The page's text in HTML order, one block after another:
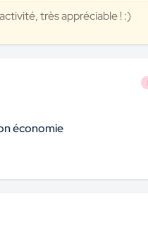
très appréciable ! :)
économie